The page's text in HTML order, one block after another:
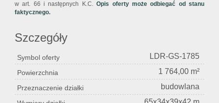
w art. 66 i następnych K.C.Opis oferty może odbiegać od stanu
faktycznego.
Szczegóły
Symbol oferty LDR-GS-1785
Powierzchnia 1 764,00 m²
Przeznaczenie działki budowlana